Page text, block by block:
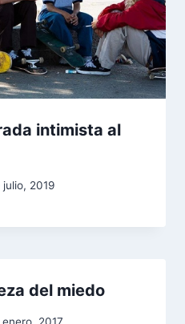
intimista al
julio, 2019
del miedo
enero, 2017